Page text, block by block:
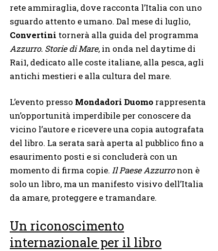
rete ammiraglia, dove racconta l’Italia con uno
sguardo attento e umano. Dal mese di luglio,
Convertini tornerà alla guida del programma
Azzurro. Storie di Mare, in onda nel daytime di
Rai1, dedicato alle coste italiane, alla pesca, agli
antichi mestieri e alla cultura del mare.
L’evento presso Mondadori Duomo rappresenta
un’opportunità imperdibile per conoscere da
vicino l’autore e ricevere una copia autografata
del libro. La serata sarà aperta al pubblico fino a
esaurimento posti e si concluderà con un
momento di firma copie. Il Paese Azzurronon è
solo un libro, ma un manifesto visivo dell’Italia
da amare, proteggere e tramandare.
Un riconoscimento
internazionale per il libro